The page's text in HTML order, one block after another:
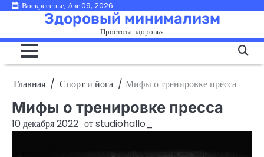
ПерейтиВоскресенье, Авг 09, 2026
Здоровый минимализм
Простота здоровья
Главная Спорт и йога Мифы о тренировке пресса
Мифы о тренировке пресса
10 декабря 2022 отstudiohallo_